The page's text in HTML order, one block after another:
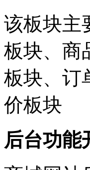
该板块主
板块、商
板块、订
价板块
后台功能